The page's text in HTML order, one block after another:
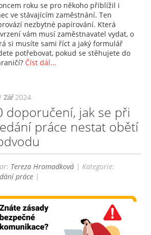
roku se pro někoho přiblížil i
ve stávajícím zaměstnání. Ten
nezbytné papírování. Která
vám musí zaměstnavatel vydat, o
si musíte sami říct a jaký formulář
potřebovat, pokud se stěhujete do
Číst dál...
Zář 2024
doporučení, jak se při
práce nestat obětí
Tereza Hromadková | Kategorie:
práce |